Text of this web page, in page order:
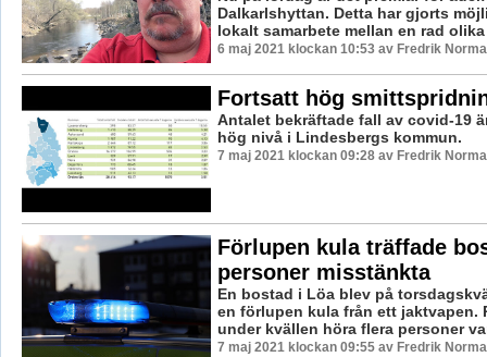
Dalkarlshyttan. Detta har gjorts
lokalt samarbete mellan en rad
6 maj 2021 klockan 10:53 av Fredrik
Fortsatt hög
Antalet bekräftade fall av covid-19
hög nivå i Lindesbergs kommun.
7 maj 2021 klockan 09:28 av Fredrik
Förlupen kula träffade
personer misstänkta
En bostad i Löa blev på
en förlupen kula från ett jaktvapen.
under kvällen höra flera personer
7 maj 2021 klockan 09:55 av Fredrik